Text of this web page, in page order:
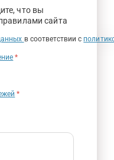
что вы
сайта
в соответствии с
*
*